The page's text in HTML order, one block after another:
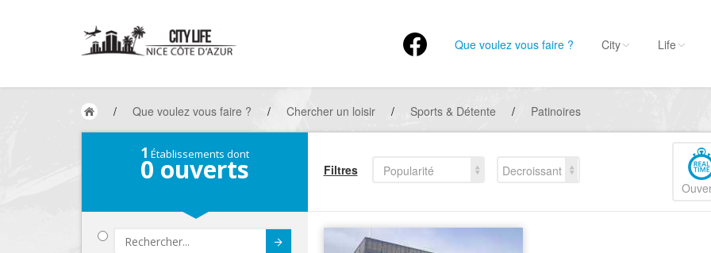
Que voulez vous faire ? City Life
/ Que voulez vous faire ? / Chercher un loisir / Sports & Détente / Patinoires
1 Établissements dont
0 ouverts Filtres Popularité
Decroissant